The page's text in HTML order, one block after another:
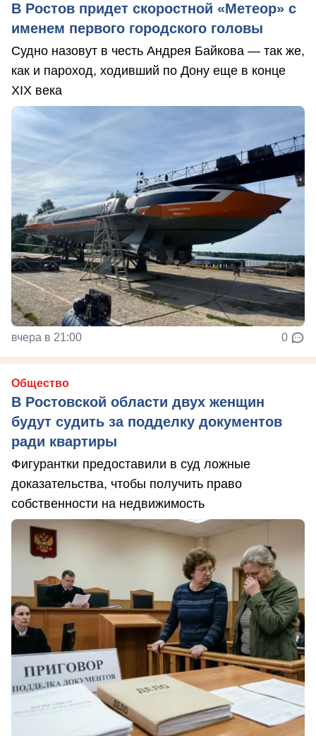
В Ростов придет скоростной «Метеор» с
именем первого городского головы
Судно назовут в честь Андрея Байкова — так же,
как и пароход, ходивший по Дону еще в конце
XIX века
вчера в 21:00 0
Общество
В Ростовской области двух женщин
будут судить за подделку документов
ради квартиры
Фигурантки предоставили в суд ложные
доказательства, чтобы получить право
собственности на недвижимость